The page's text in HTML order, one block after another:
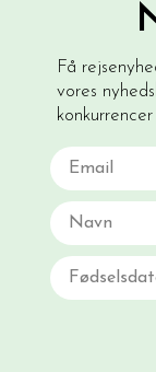
Få
vores
Email
Navn
Fødselsdato